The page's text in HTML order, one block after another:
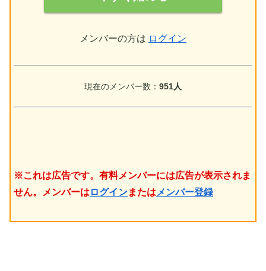
メンバーの方は ログイン
現在のメンバー数： 951人
※これは広告です。有料メンバーには広告が表示されま
せん。メンバーは ログインまたは メンバー登録